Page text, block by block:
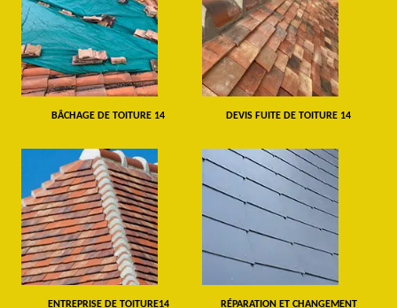
BÂCHAGE DE TOITURE 14 DEVIS FUITE DE TOITURE 14
ENTREPRISE DE TOITURE14
RÉPARATION ET CHANGEMENT